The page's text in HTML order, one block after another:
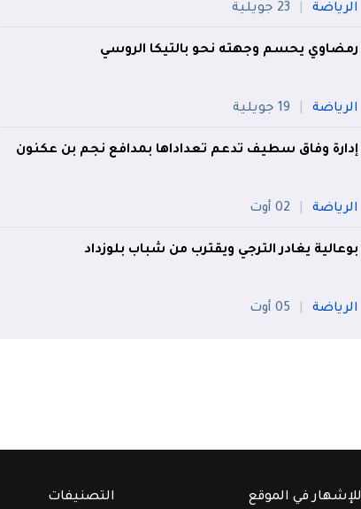
الرياضة 23 جويلية
رمضاوي يحسم وجهته نحو بالتيكا الروسي
الرياضة 19 جويلية
إدارة وفاق سطيف تدعم تعداداها بمدافع نجم بن عكنون
الرياضة 02 أوت
بوعالية يغادر الترجي ويقترب من شباب بلوزداد
الرياضة 05 أوت
للإشهار في الموقع التصنيفات